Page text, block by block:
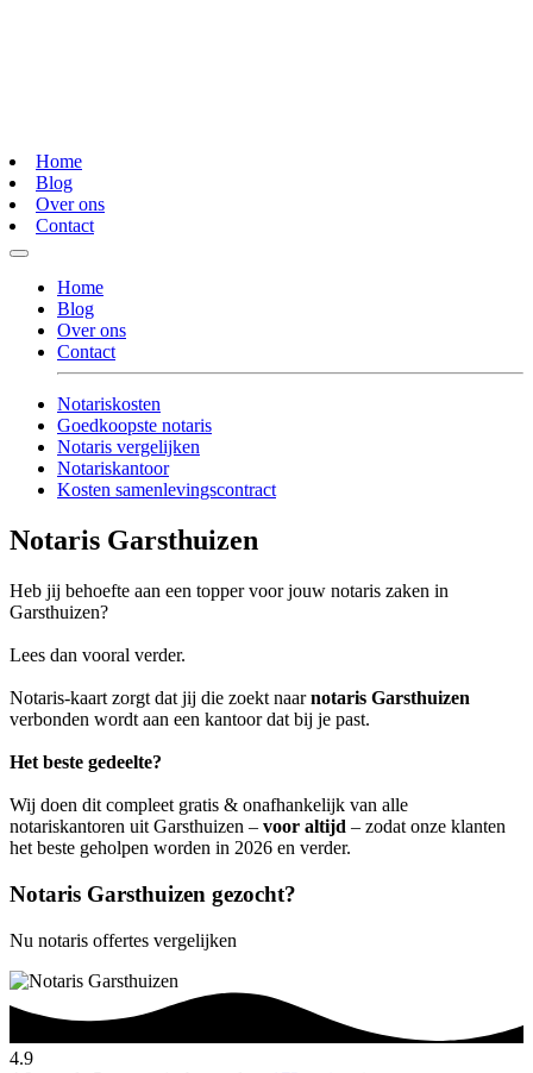
Home
Blog
Over ons
Contact
Home
Blog
Over ons
Contact
Notariskosten
Goedkoopste notaris
Notaris vergelijken
Notariskantoor
Kosten samenlevingscontract
Notaris Garsthuizen
Heb jij behoefte aan een topper voor jouw notaris zaken in
Garsthuizen?
Lees dan vooral verder.
Notaris-kaart zorgt dat jij die zoekt naarnotaris Garsthuizen
verbonden wordt aan een kantoor dat bij je past.
Het beste gedeelte?
Wij doen dit compleet gratis & onafhankelijk van alle
notariskantoren uit Garsthuizen – voor altijd – zodat onze klanten
het beste geholpen worden in 2026 en verder.
Notaris Garsthuizen gezocht?
Nu notaris offertes vergelijken
4.9